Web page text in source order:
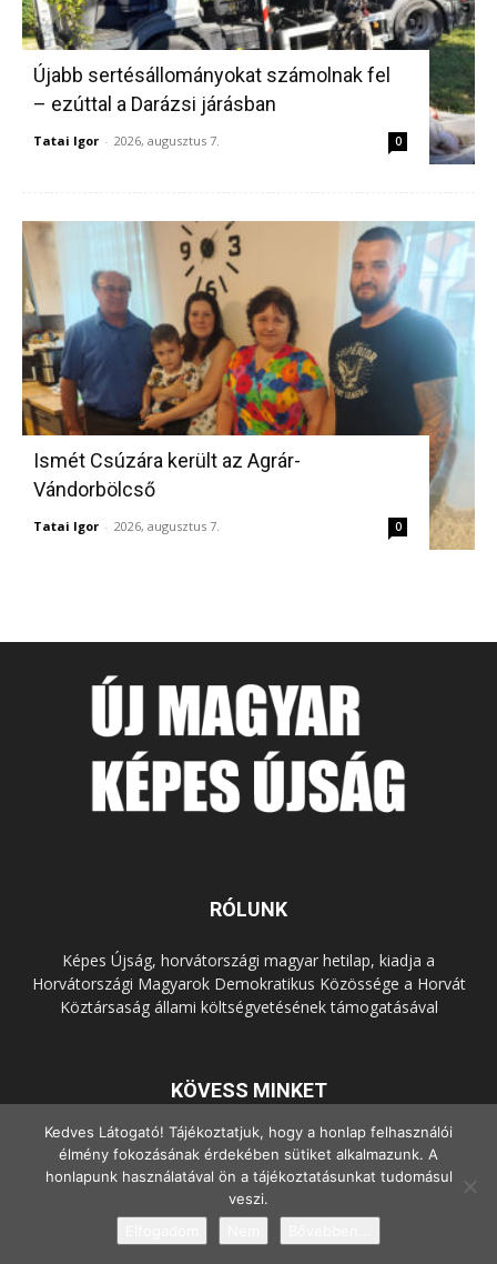
Újabb sertésállományokat számolnak fel
– ezúttal a Darázsi járásban
Tatai Igor - 2026, augusztus 7. 0
Ismét Csúzára került az Agrár-
Vándorbölcső
Tatai Igor - 2026, augusztus 7. 0
RÓLUNK
Képes Újság, horvátországi magyar hetilap, kiadja a
Horvátországi Magyarok Demokratikus Közössége a Horvát
Köztársaság állami költségvetésének támogatásával
KÖVESS MINKET
© Copyright - 2022 Minden jog fenntartva.
Kedves Látogató! Tájékoztatjuk, hogy a honlap felhasználói
élmény fokozásának érdekében sütiket alkalmazunk. A
honlapunk használatával ön a tájékoztatásunkat tudomásul
veszi.